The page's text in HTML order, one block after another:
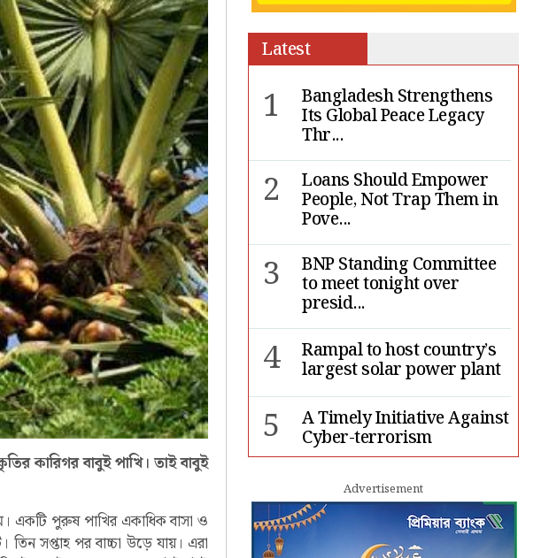
কারিগর বাবুই পাখি। তাই বাবুই
একটি পুরুষ পাখির একাধিক বাসা ও
তিন সপ্তাহ পর বাচ্চা উড়ে যায়। এরা
Latest
1 Bangladesh Strengthens
Its Global Peace Legacy
Thr...
2 Loans Should Empower
People, Not Trap Them in
Pove...
3 BNP Standing Committee
to meet tonight over
presid...
4 Rampal to host country’s
largest solar power plant
5 A Timely Initiative Against
Cyber-terrorism
6 Rape cases jump 33pc,
suicides 65pc in July: MSF
Advertisement